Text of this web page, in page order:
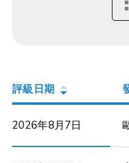
評級日期
2026年8月7日